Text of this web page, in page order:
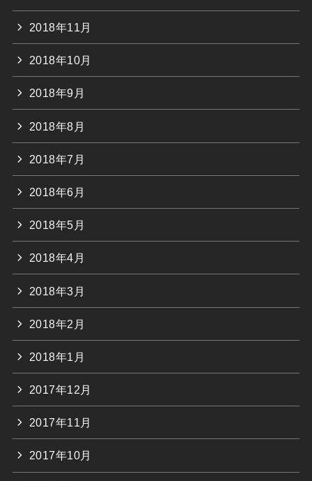
2018年11月
2018年10月
2018年9月
2018年8月
2018年7月
2018年6月
2018年5月
2018年4月
2018年3月
2018年2月
2018年1月
2017年12月
2017年11月
2017年10月